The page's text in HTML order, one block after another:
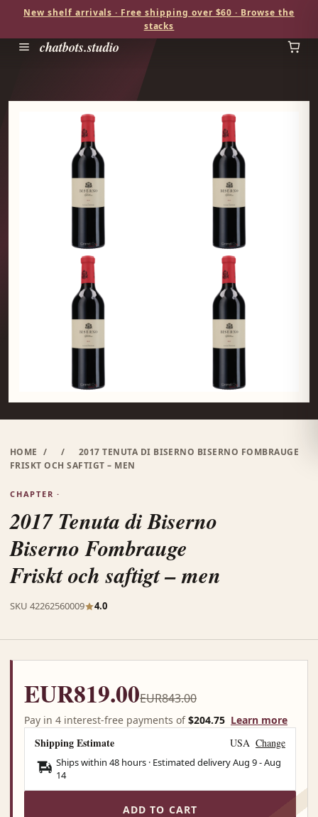
New shelf arrivals · Free shipping over $60 · Browse the
stacks
chatbots.studio
HOME / /
2017 TENUTA DI BISERNO BISERNO FOMBRAUGE
FRISKT OCH SAFTIGT – MEN
CHAPTER ·
2017 Tenuta di Biserno
Biserno Fombrauge
Friskt och saftigt – men
SKU 42262560009 4.0
EUR819.00EUR843.00
Pay in 4 interest-free payments of$204.75 Learn more
Shipping Estimate USA Change
Ships within 48 hours · Estimated deliveryAug 9-Aug
14
ADD TO CART